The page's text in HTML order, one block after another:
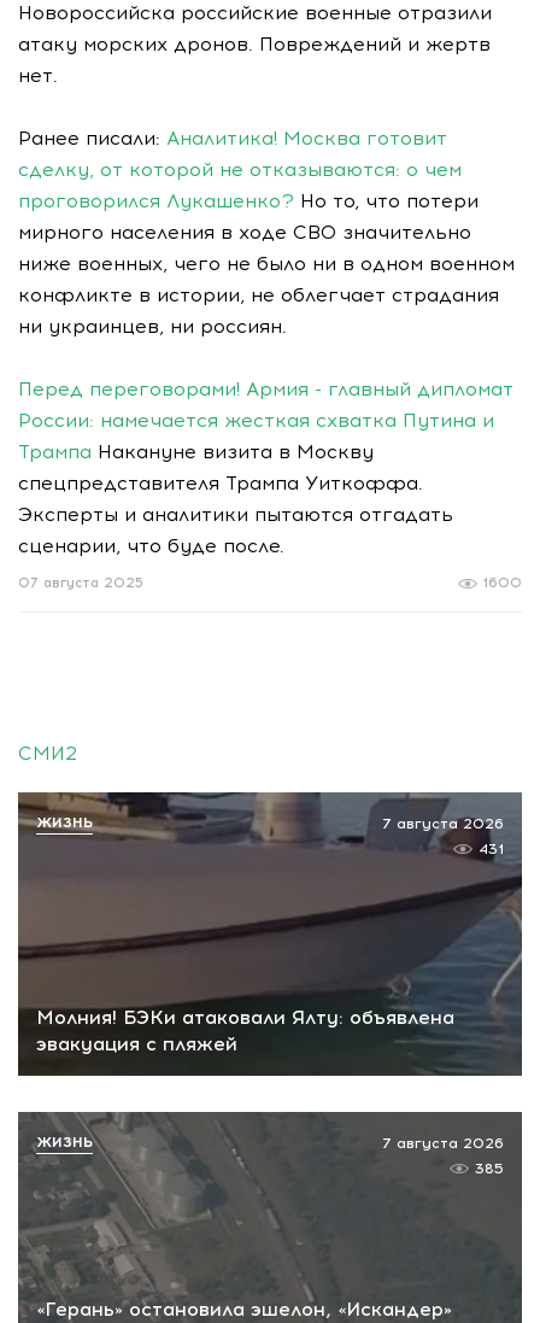
Новороссийска российские военные отразили
атаку морских дронов. Повреждений и жертв
нет.
Ранее писали: Аналитика! Москва готовит
сделку, от которой не отказываются: о чем
проговорился Лукашенко? Но то, что потери
мирного населения в ходе СВО значительно
ниже военных, чего не было ни в одном военном
конфликте в истории, не облегчает страдания
ни украинцев, ни россиян.
Перед переговорами! Армия - главный дипломат
России: намечается жесткая схватка Путина и
Трампа Накануне визита в Москву
спецпредставителя Трампа Уиткоффа.
Эксперты и аналитики пытаются отгадать
сценарии, что буде после.
1600
07 августа 2025
СМИ2
Молния! БЭКи атаковали Ялту: объявлена
эвакуация с пляжей
7 августа 2026
431
ЖИЗНЬ
«Герань» остановила эшелон, «Искандер»
7 августа 2026
385
ЖИЗНЬ